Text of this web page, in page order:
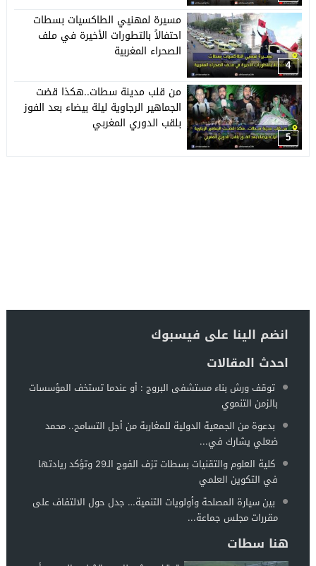
4
مسيرة لمهنيي الطاكسيات بسطات
احتفالاً بالتطورات الأخيرة في ملف
الصحراء المغربية
5
من قلب مدينة سطات..هكذا قضت
الجماهير الرجاوية ليلة بيضاء بعد الفوز
بلقب الدوري المغربي
انضم الينا على فيسبوك
احدث المقالات
توقف ورش بناء مستشفى البروج : أو عندما تستخف المؤسسات
بالزمن التنموي
بدعوة من الجمعية الدولية للمغاربة من أجل التسامح.. محمد
ضعلي يشارك في...
كلية العلوم والتقنيات بسطات تزف الفوج الـ29 وتؤكد ريادتها
في التكوين العلمي
بين سيارة المصلحة وأولويات التنمية… جدل حول الالتفاف على
مقررات مجلس جماعة...
هنا سطات